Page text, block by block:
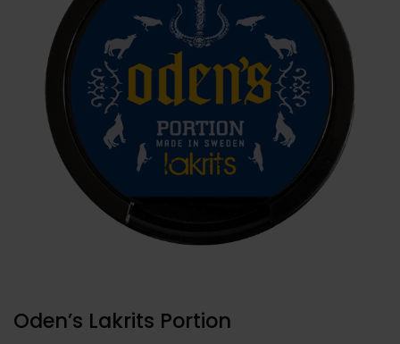
Oden’s Lakrits Portion